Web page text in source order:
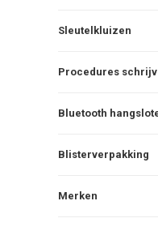
Sleutelkluizen
Procedures
Bluetooth
Blisterverpakking
Merken